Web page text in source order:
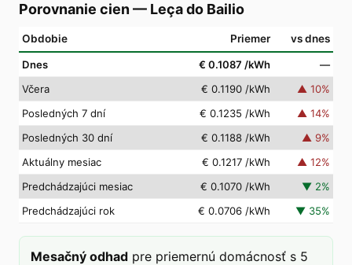
Porovnanie cien — Leça do Bailio
Obdobie Priemer vs dnes
Dnes € 0.1087 /kWh
—
Včera
€ 0.1190 /kWh ▲ 10%
Posledných 7 dní
€ 0.1235 /kWh ▲ 14%
Posledných 30 dní
€ 0.1188 /kWh ▲ 9%
Aktuálny mesiac
€ 0.1217 /kWh ▲ 12%
Predchádzajúci mesiac
€ 0.1070 /kWh ▼ 2%
Predchádzajúci rok
€ 0.0706 /kWh ▼ 35%
Mesačný odhad pre priemernú domácnosť s 5